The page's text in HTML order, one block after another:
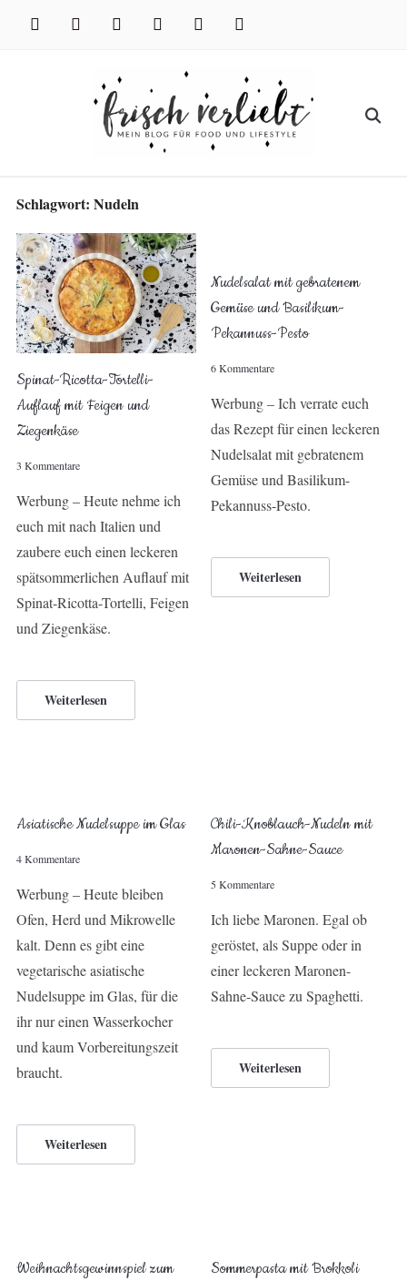
facebook instagram pinterest twitter xing youtube
Search
Schlagwort: Nudeln
Spinat-Ricotta-Tortelli-
Auflauf mit Feigen und
Ziegenkäse
3 Kommentare
Werbung – Heute nehme ich
euch mit nach Italien und
zaubere euch einen leckeren
spätsommerlichen Auflauf mit
Spinat-Ricotta-Tortelli, Feigen
und Ziegenkäse.
Weiterlesen
Nudelsalat mit gebratenem
Gemüse und Basilikum-
Pekannuss-Pesto
6 Kommentare
Werbung – Ich verrate euch
das Rezept für einen leckeren
Nudelsalat mit gebratenem
Gemüse und Basilikum-
Pekannuss-Pesto.
Weiterlesen
Asiatische Nudelsuppe im Glas
4 Kommentare
Werbung – Heute bleiben
Ofen, Herd und Mikrowelle
kalt. Denn es gibt eine
vegetarische asiatische
Nudelsuppe im Glas, für die
ihr nur einen Wasserkocher
und kaum Vorbereitungszeit
braucht.
Weiterlesen
Chili-Knoblauch-Nudeln mit
Maronen-Sahne-Sauce
5 Kommentare
Ich liebe Maronen. Egal ob
geröstet, als Suppe oder in
einer leckeren Maronen-
Sahne-Sauce zu Spaghetti.
Weiterlesen
Weihnachtsgewinnspiel zum
Sommerpasta mit Brokkoli